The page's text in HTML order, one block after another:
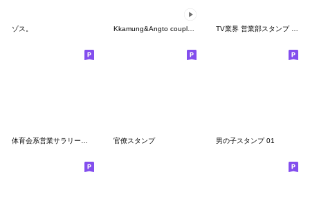
ゾス。 Kkamung&Angto couple10(Kkamung ver.) TV業界 営業部スタンプ 【修正版】
官僚スタンプ 男の子スタンプ 01